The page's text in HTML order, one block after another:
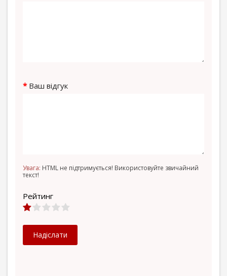
Ваш відгук
Увага: HTML не підтримується! Використовуйте звичайний
текст!
Рейтинг
Надіслати